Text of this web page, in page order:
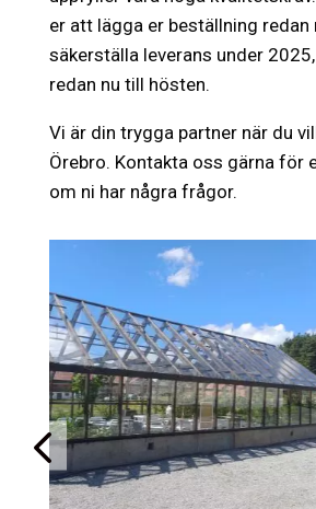
er att lägga er beställning
säkerställa leverans under
redan nu till hösten.
Vi är din trygga partner när du
Örebro. Kontakta oss gärna för
om ni har några frågor.